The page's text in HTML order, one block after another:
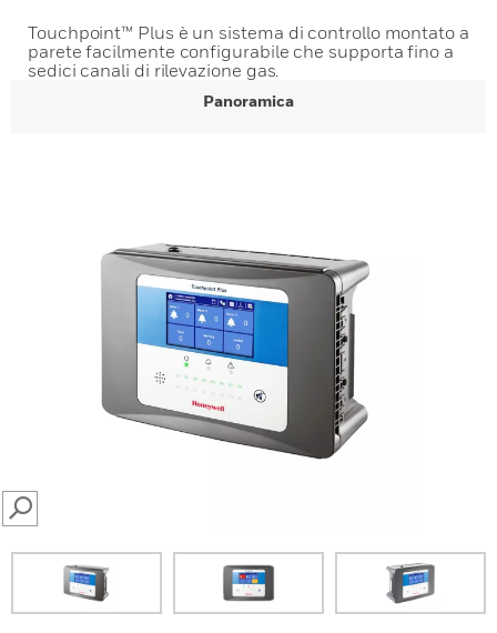
Touchpoint™ Plus è un sistema di controllo montato a
parete facilmente configurabile che supporta fino a
sedici canali di rilevazione gas.
Panoramica
SEARCH